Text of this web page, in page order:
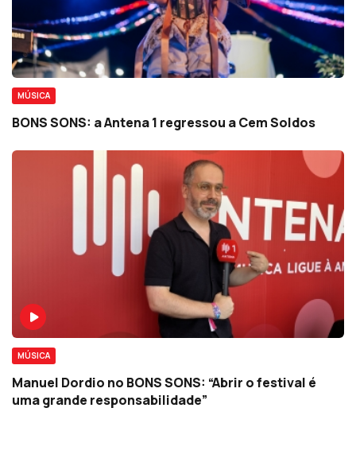
MÚSICA
BONS SONS: a Antena 1 regressou a Cem Soldos
MÚSICA
Manuel Dordio no BONS SONS: “Abrir o festival é
uma grande responsabilidade”